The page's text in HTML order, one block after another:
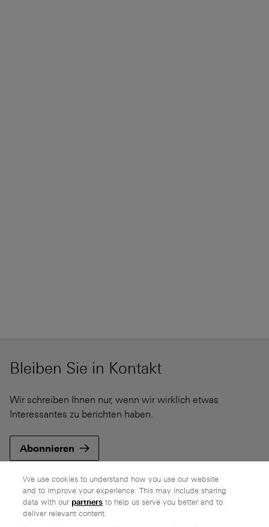
Bleiben Sie in Kontakt
Wir schreiben Ihnen nur, wenn wir wirklich etwas
Interessantes zu berichten haben.
Abonnieren
We use cookies to understand how you use our website
and to improve your experience. This may include sharing
data with ourpartners to help us serve you better and to
deliver relevant content.